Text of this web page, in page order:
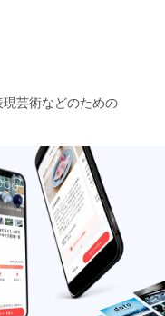
芸術などのための